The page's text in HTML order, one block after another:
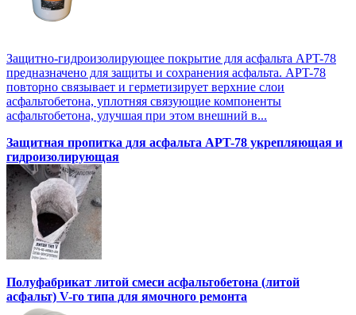
Защитно-гидроизолирующее покрытие для асфальта APT-78
предназначено для защиты и сохранения асфальта. APT-78
повторно связывает и герметизирует верхние слои
асфальтобетона, уплотняя связующие компоненты
асфальтобетона, улучшая при этом внешний в...
Защитная пропитка для асфальта APT-78 укрепляющая и
гидроизолирующая
Полуфабрикат литой смеси асфальтобетона (литой
асфальт) V-го типа для ямочного ремонта